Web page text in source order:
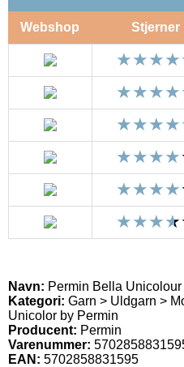
Webshop Stjerner
Navn: Permin Bella
Kategori: Garn > Uldgarn >
Unicolor by Permin
Producent: Permin
Varenummer:
EAN: 5702858831595